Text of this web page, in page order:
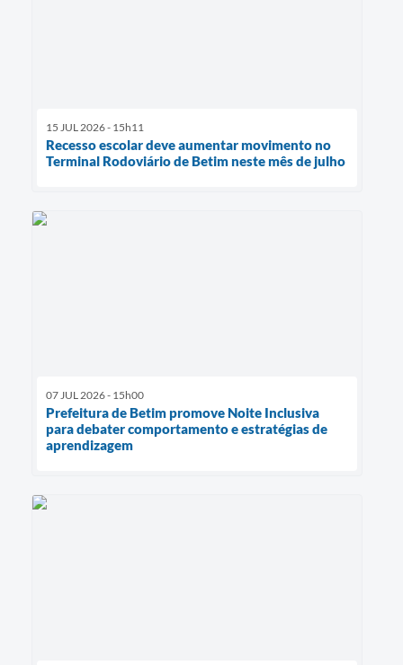
15 JUL 2026 - 15h11
Recesso escolar deve aumentar movimento no
Terminal Rodoviário de Betim neste mês de julho
07 JUL 2026 - 15h00
Prefeitura de Betim promove Noite Inclusiva
para debater comportamento e estratégias de
aprendizagem